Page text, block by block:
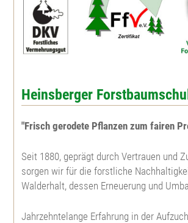
Gelbkiefer
Kiefer
Weymouthskiefer
Douglasie
Mammutbaum
Winterlinde
Sommerlinde
Feldulme
Bergulme
Nutzholzpappel
Aspe, Zitterpappel
Steinweichsel
Schlehe
Wildbirne
Faulbaum
Johannibeere
Hundsrose
Heinsberger
"Frisch gerodete Pflanzen zum fairen
Seit 1880, geprägt durch Vertrauen und
sorgen wir für die forstliche
Walderhalt, dessen Erneuerung und
Jahrzehntelange Erfahrung in der